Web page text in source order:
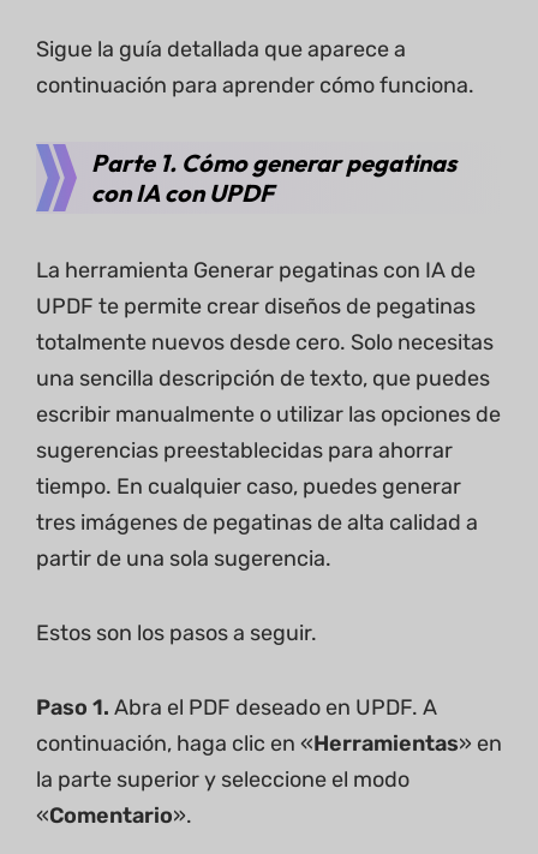
Sigue la guía detallada que aparece a
continuación para aprender cómo funciona.
Parte 1. Cómo generar pegatinas
con IA con UPDF
La herramienta Generar pegatinas con IA de
UPDF te permite crear diseños de pegatinas
totalmente nuevos desde cero. Solo necesitas
una sencilla descripción de texto, que puedes
escribir manualmente o utilizar las opciones de
sugerencias preestablecidas para ahorrar
tiempo. En cualquier caso, puedes generar
tres imágenes de pegatinas de alta calidad a
partir de una sola sugerencia.
Estos son los pasos a seguir.
Paso 1. Abra el PDF deseado en UPDF. A
continuación, haga clic en «Herramientas» en
la parte superior y seleccione el modo
«Comentario».